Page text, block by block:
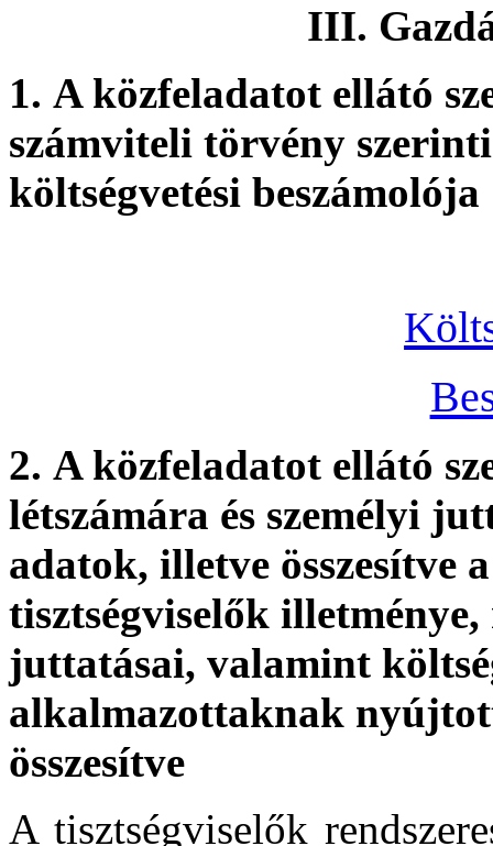
III.
1. A közfeladatot ellátó
számviteli törvény
költségvetési beszámolója
2. A közfeladatot ellátó
létszámára és személyi
adatok, illetve összesítve
tisztségviselők illetménye,
juttatásai, valamint
alkalmazottaknak
összesítve
A tisztségviselők